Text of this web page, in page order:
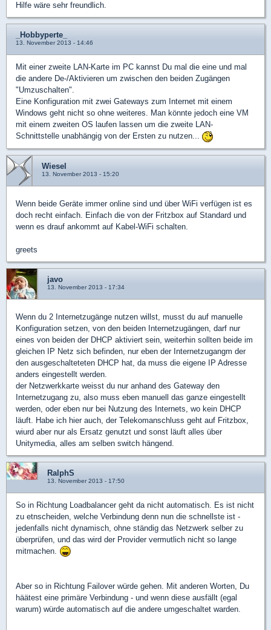
Hilfe wäre sehr freundlich.
_Hobbyperte_
13. November 2013 - 14:46
Mit einer zweite LAN-Karte im PC kannst Du mal die eine und mal
die andere De-/Aktivieren um zwischen den beiden Zugängen
"Umzuschalten".
Eine Konfiguration mit zwei Gateways zum Internet mit einem
Windows geht nicht so ohne weiteres. Man könnte jedoch eine VM
mit einem zweiten OS laufen lassen um die zweite LAN-
Schnittstelle unabhängig von der Ersten zu nutzen...
Wiesel
13. November 2013 - 15:20
Wenn beide Geräte immer online sind und über WiFi verfügen ist es
doch recht einfach. Einfach die von der Fritzbox auf Standard und
wenn es drauf ankommt auf Kabel-WiFi schalten.
greets
javo
13. November 2013 - 17:34
Wenn du 2 Internetzugänge nutzen willst, musst du auf manuelle
Konfiguration setzen, von den beiden Internetzugängen, darf nur
eines von beiden der DHCP aktiviert sein, weiterhin sollten beide im
gleichen IP Netz sich befinden, nur eben der Internetzugangm der
den ausgeschalteteten DHCP hat, da muss die eigene IP Adresse
anders eingestellt werden.
der Netzwerkkarte weisst du nur anhand des Gateway den
Internetzugang zu, also muss eben manuell das ganze eingestellt
werden, oder eben nur bei Nutzung des Internets, wo kein DHCP
läuft. Habe ich hier auch, der Telekomanschluss geht auf Fritzbox,
wiurd aber nur als Ersatz genutzt und sonst läuft alles über
Unitymedia, alles am selben switch hängend.
RalphS
13. November 2013 - 17:50
So in Richtung Loadbalancer geht da nicht automatisch. Es ist nicht
zu etnscheiden, welche Verbindung denn nun die schnellste ist -
jedenfalls nicht dynamisch, ohne ständig das Netzwerk selber zu
überprüfen, und das wird der Provider vermutlich nicht so lange
mitmachen.
Aber so in Richtung Failover würde gehen. Mit anderen Worten, Du
häätest eine primäre Verbindung - und wenn diese ausfällt (egal
warum) würde automatisch auf die andere umgeschaltet warden.